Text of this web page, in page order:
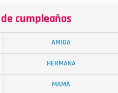
cumpleaños
AMIGA
HERMANA
MAMÁ